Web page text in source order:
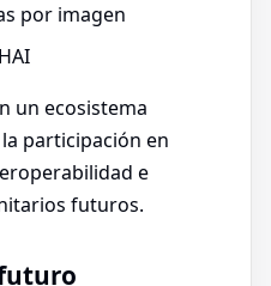
por imagen
un ecosistema
participación en
e
futuros.